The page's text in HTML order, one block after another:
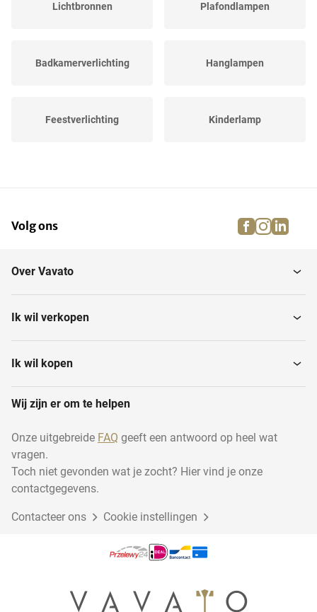
Lichtbronnen Plafondlampen
Badkamerverlichting Hanglampen
Feestverlichting Kinderlamp
Wandlampen
Tafellampen
Volg ons facebook
Over Vavato
Ik wil verkopen
Ik wil kopen
Wij zijn er om te helpen
Onze uitgebreide FAQ geeft een antwoord op heel wat
vragen.
Toch niet gevonden wat je zocht? Hier vind je onze
contactgegevens.
Contacteer ons Cookie instellingen